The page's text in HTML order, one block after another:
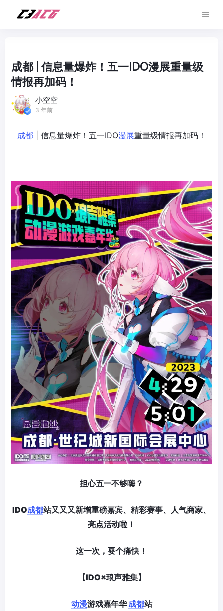
成都 | 信息量爆炸！五一IDO漫展重量级
情报再加码！
小空空
3 年前
成都| 信息量爆炸！五一IDO漫展重量级情报再加码！
担心五一不够嗨？
IDO成都站又又又新增重磅嘉宾、精彩赛事、人气商家、
亮点活动啦！
这一次，耍个痛快！
【IDO×琅声雅集】
动漫游戏嘉年华成都站